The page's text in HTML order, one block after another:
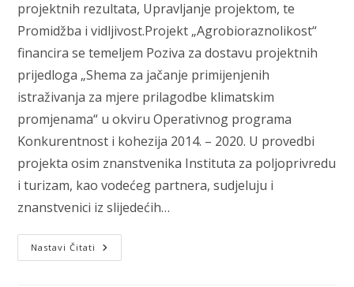
projektnih rezultata, Upravljanje projektom, te
Promidžba i vidljivost.Projekt „Agrobioraznolikost“
financira se temeljem Poziva za dostavu projektnih
prijedloga „Shema za jačanje primijenjenih
istraživanja za mjere prilagodbe klimatskim
promjenama“ u okviru Operativnog programa
Konkurentnost i kohezija 2014. – 2020. U provedbi
projekta osim znanstvenika Instituta za poljoprivredu
i turizam, kao vodećeg partnera, sudjeluju i
znanstvenici iz slijedećih…
Nastavi Čitati Priopćenje
S